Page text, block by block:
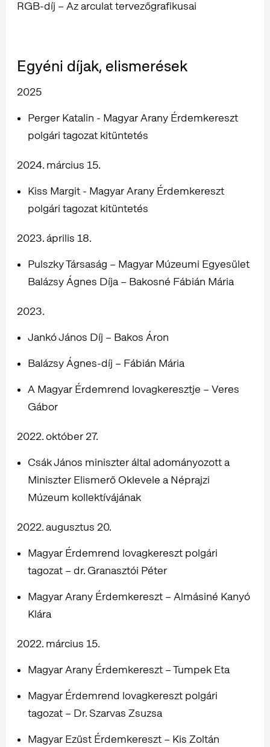
RGB-díj – Az arculat tervezőgrafikusai
Egyéni díjak, elismerések
2025
Perger Katalin - Magyar Arany Érdemkereszt
polgári tagozat kitüntetés
2024. március 15.
Kiss Margit - Magyar Arany Érdemkereszt
polgári tagozat kitüntetés
2023. április 18.
Pulszky Társaság – Magyar Múzeumi Egyesület
Balázsy Ágnes Díja – Bakosné Fábián Mária
2023.
Jankó János Díj – Bakos Áron
Balázsy Ágnes-díj – Fábián Mária
A Magyar Érdemrend lovagkeresztje – Veres
Gábor
2022. október 27.
Csák János miniszter által adományozott a
Miniszter Elismerő Oklevele a Néprajzi
Múzeum kollektívájának
2022. augusztus 20.
Magyar Érdemrend lovagkereszt polgári
tagozat – dr. Granasztói Péter
Magyar Arany Érdemkereszt – Almásiné Kanyó
Klára
2022. március 15.
Magyar Arany Érdemkereszt – Tumpek Eta
Magyar Érdemrend lovagkereszt polgári
tagozat – Dr. Szarvas Zsuzsa
Magyar Ezüst Érdemkereszt – Kis Zoltán